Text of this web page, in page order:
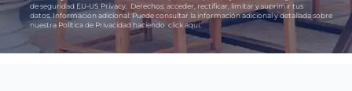
de seguridad EU-US Privacy.
Derechos: acceder, rectificar, limitar y suprimir tus
datos.Información adicional:Puede consultar la información adicional y detallada sobre
nuestra Política de Privacidad haciendoclick aquí.